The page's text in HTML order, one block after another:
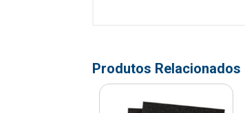
Produtos Relacionados